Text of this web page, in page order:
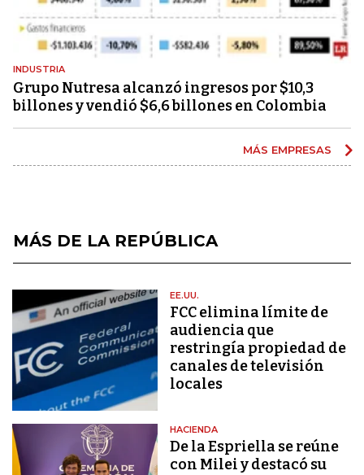
INDUSTRIA
Grupo Nutresa alcanzó ingresos por $10,3
billones y vendió $6,6 billones en Colombia
MÁS EMPRESAS
MÁS DE LA REPÚBLICA
EE.UU.
FCC elimina límite de
audiencia que
restringía propiedad de
canales de televisión
locales
HACIENDA
De la Espriella se reúne
con Milei y destacó su